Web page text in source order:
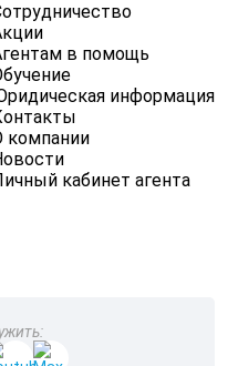
в помощь
информация
компании
кабинет агента